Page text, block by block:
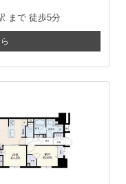
まで 徒歩5分